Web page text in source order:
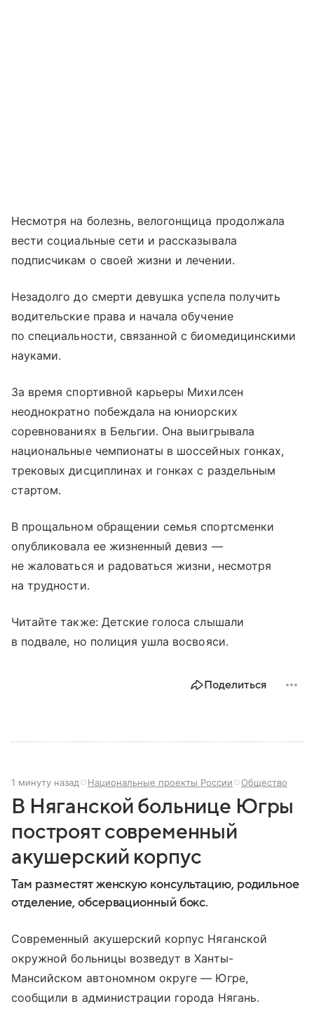
Несмотря на болезнь, велогонщица продолжала
вести социальные сети и рассказывала
подписчикам о своей жизни и лечении.
Незадолго до смерти девушка успела получить
водительские права и начала обучение
по специальности, связанной с биомедицинскими
науками.
За время спортивной карьеры Михилсен
неоднократно побеждала на юниорских
соревнованиях в Бельгии. Она выигрывала
национальные чемпионаты в шоссейных гонках,
трековых дисциплинах и гонках с раздельным
стартом.
В прощальном обращении семья спортсменки
опубликовала ее жизненный девиз —
не жаловаться и радоваться жизни, несмотря
на трудности.
Читайте также: Детские голоса слышали
в подвале, но полиция ушла восвояси.
Поделиться
1 минуту назад Национальные проекты России Общество
В Няганской больнице Югры
построят современный
акушерский корпус
Там разместят женскую консультацию, родильное
отделение, обсервационный бокс.
Современный акушерский корпус Няганской
окружной больницы возведут в Ханты-
Мансийском автономном округе — Югре,
сообщили в администрации города Нягань.